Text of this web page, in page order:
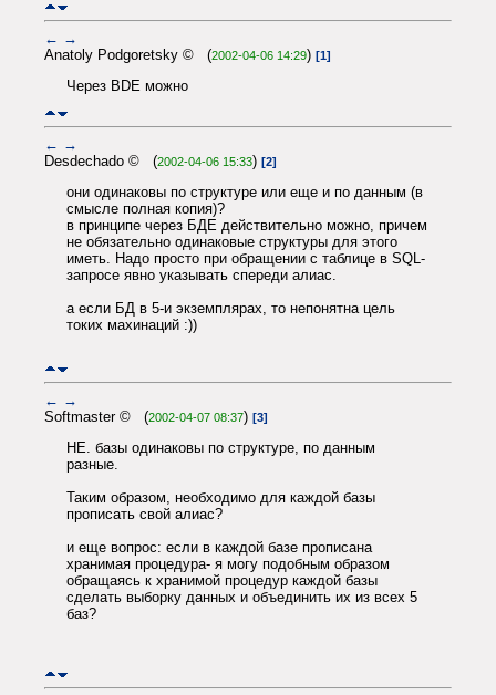
← →
Anatoly Podgoretsky © (2002-04-06 14:29) [1]
Через BDE можно
← →
Desdechado © (2002-04-06 15:33) [2]
они одинаковы по структуре или еще и по данным (в
смысле полная копия)?
в принципе через БДЕ действительно можно, причем
не обязательно одинаковые структуры для этого
иметь. Надо просто при обращении с таблице в SQL-
запросе явно указывать спереди алиас.
а если БД в 5-и экземплярах, то непонятна цель
токих махинаций :))
← →
Softmaster © (2002-04-07 08:37) [3]
НЕ. базы одинаковы по структуре, по данным
разные.
Таким образом, необходимо для каждой базы
прописать свой алиас?
и еще вопрос: если в каждой базе прописана
хранимая процедура- я могу подобным образом
обращаясь к хранимой процедур каждой базы
сделать выборку данных и объединить их из всех 5
баз?